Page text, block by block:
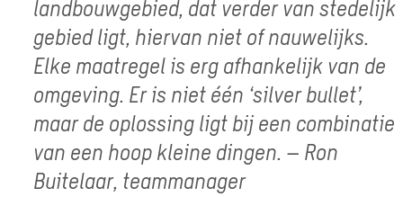
landbouwgebied, dat verder van stedelijk
gebied ligt, hiervan niet of nauwelijks.
Elke maatregel is erg afhankelijk van de
omgeving. Er is niet één ‘silver bullet’,
maar de oplossing ligt bij een combinatie
van een hoop kleine dingen. – Ron
Buitelaar, teammanager